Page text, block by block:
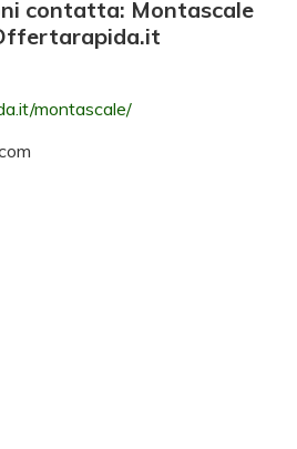
contatta: Montascale
montascale/